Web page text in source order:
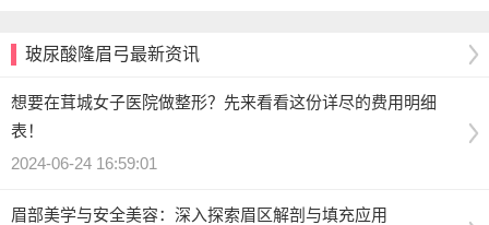
玻尿酸隆眉弓最新资讯
想要在茸城女子医院做整形？先来看看这份详尽的费用明细
表！
2024-06-24 16:59:01
眉部美学与安全美容：深入探索眉区解剖与填充应用